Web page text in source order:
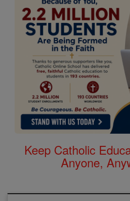
Keep Catholic
Anyone,